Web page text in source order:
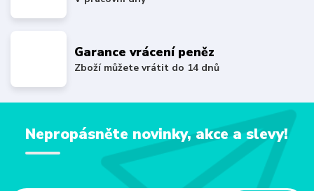
Garance vrácení peněz
Zboží můžete vrátit do 14 dnů
Nepropásněte novinky, akce a slevy!